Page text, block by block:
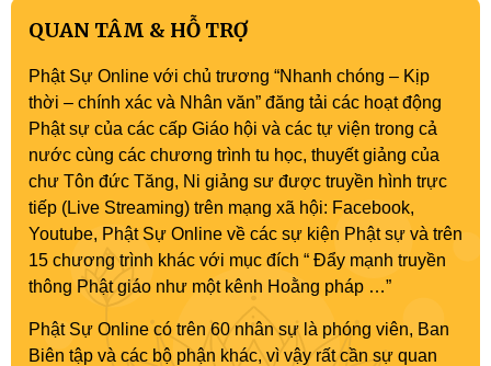
QUAN TÂM & HỖ TRỢ
Phật Sự Online với chủ trương “Nhanh chóng – Kịp
thời – chính xác và Nhân văn” đăng tải các hoạt động
Phật sự của các cấp Giáo hội và các tự viện trong cả
nước cùng các chương trình tu học, thuyết giảng của
chư Tôn đức Tăng, Ni giảng sư được truyền hình trực
tiếp (Live Streaming) trên mạng xã hội: Facebook,
Youtube, Phật Sự Online về các sự kiện Phật sự và trên
15 chương trình khác với mục đích “ Đẩy mạnh truyền
thông Phật giáo như một kênh Hoằng pháp …”
Phật Sự Online có trên 60 nhân sự là phóng viên, Ban
Biên tập và các bộ phận khác, vì vậy rất cần sự quan